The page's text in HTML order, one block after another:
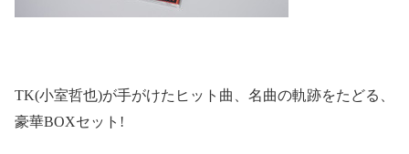
TK(小室哲也)が手がけたヒット曲、名曲の軌跡をたどる、
豪華BOXセット !